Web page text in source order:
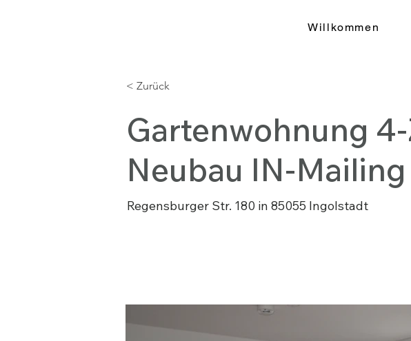
Willkommen
< Zurück
Gartenwohnung
Neubau IN-Mailing
Regensburger Str. 180 in 85055 Ingolstadt